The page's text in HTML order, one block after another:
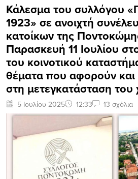
Κάλεσμα του συλλόγου
1923» σε ανοιχτή
κατοίκων της
Παρασκευή 11 Ιουλίου
του κοινοτικού
θέματα που αφορούν και
στη μετεγκατάσταση του
5 Ιουλίου 2025 12:33 13 σχόλια